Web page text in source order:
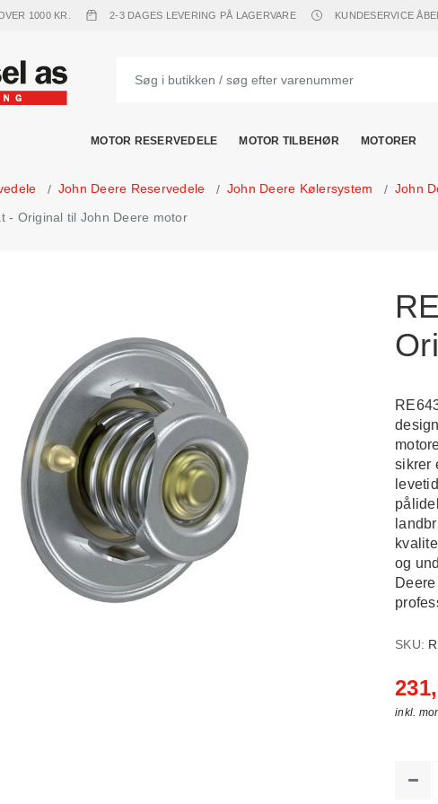
1000 KR. 2-3 DAGES LEVERING PÅ LAGERVARE KUNDESERVICE
MOTOR RESERVEDELE MOTOR TILBEHØR MOTORER
John Deere Reservedele John Deere Kølersystem
John
- Original til John Deere motor
sikrer
og
SKU:
inkl.